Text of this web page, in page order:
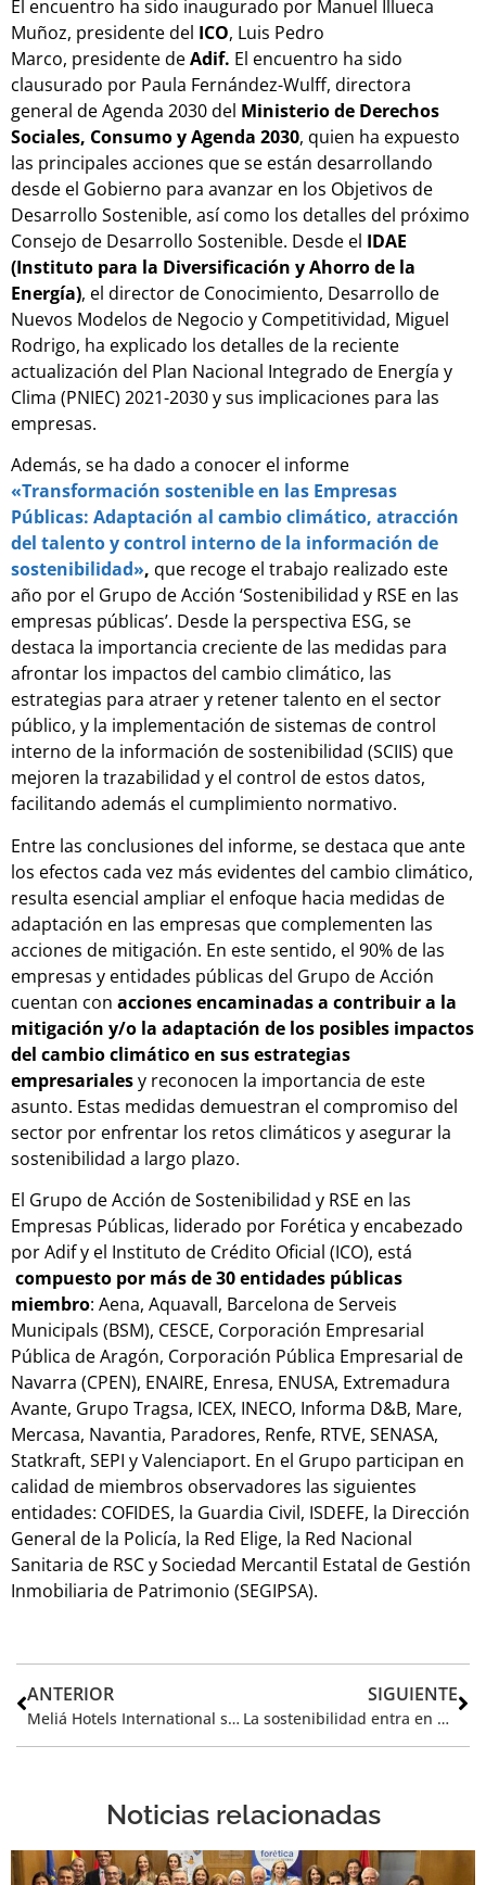
El encuentro ha sido inaugurado por Manuel Illueca
Muñoz, presidente del ICO, Luis Pedro
Marco, presidente deAdif. El encuentro ha sido
clausurado por Paula Fernández-Wulff, directora
general de Agenda 2030 del Ministerio de Derechos
Sociales, Consumo y Agenda 2030, quien ha expuesto
las principales acciones que se están desarrollando
desde el Gobierno para avanzar en los Objetivos de
Desarrollo Sostenible, así como los detalles del próximo
Consejo de Desarrollo Sostenible. Desde el IDAE
(Instituto para la Diversificación y Ahorro de la
Energía), el director de Conocimiento, Desarrollo de
Nuevos Modelos de Negocio y Competitividad, Miguel
Rodrigo, ha explicado los detalles de la reciente
actualización del Plan Nacional Integrado de Energía y
Clima (PNIEC) 2021-2030 y sus implicaciones para las
empresas.
Además, se ha dado a conocer el informe
«Transformación sostenible en las Empresas
Públicas: Adaptación al cambio climático, atracción
del talento y control interno de la información de
sostenibilidad», que recoge el trabajo realizado este
año por el Grupo de Acción ‘Sostenibilidad y RSE en las
empresas públicas’. Desde la perspectiva ESG, se
destaca la importancia creciente de las medidas para
afrontar los impactos del cambio climático, las
estrategias para atraer y retener talento en el sector
público, y la implementación de sistemas de control
interno de la información de sostenibilidad (SCIIS) que
mejoren la trazabilidad y el control de estos datos,
facilitando además el cumplimiento normativo.
Entre las conclusiones del informe, se destaca que ante
los efectos cada vez más evidentes del cambio climático,
resulta esencial ampliar el enfoque hacia medidas de
adaptación en las empresas que complementen las
acciones de mitigación. En este sentido, el 90% de las
empresas y entidades públicas del Grupo de Acción
cuentan con acciones encaminadas a contribuir a la
mitigación y/o la adaptación de los posibles impactos
del cambio climático en sus estrategias
empresarialesy reconocen la importancia de este
asunto. Estas medidas demuestran el compromiso del
sector por enfrentar los retos climáticos y asegurar la
sostenibilidad a largo plazo.
El Grupo de Acción de Sostenibilidad y RSE en las
Empresas Públicas, liderado por Forética y encabezado
por Adif y el Instituto de Crédito Oficial (ICO), está
compuesto por más de 30 entidades públicas
miembro: Aena, Aquavall, Barcelona de Serveis
Municipals (BSM), CESCE, Corporación Empresarial
Pública de Aragón, Corporación Pública Empresarial de
Navarra (CPEN), ENAIRE, Enresa, ENUSA, Extremadura
Avante, Grupo Tragsa, ICEX, INECO, Informa D&B, Mare,
Mercasa, Navantia, Paradores, Renfe, RTVE, SENASA,
Statkraft, SEPI y Valenciaport. En el Grupo participan en
calidad de miembros observadores las siguientes
entidades: COFIDES, la Guardia Civil, ISDEFE, la Dirección
General de la Policía, la Red Elige, la Red Nacional
Sanitaria de RSC y Sociedad Mercantil Estatal de Gestión
Inmobiliaria de Patrimonio (SEGIPSA).
ANTERIOR
Meliá Hotels International se une a Forética para potenciar su compromiso con la Sostenibilidad
SIGUIENTE
La sostenibilidad entra en un nuevo ciclo con la competitividad y el impacto como prioridades empresariales
Noticias relacionadas